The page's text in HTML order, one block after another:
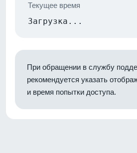
Текущее время
Загрузка...
При обращении в службу
рекомендуется указать
и время попытки доступа.